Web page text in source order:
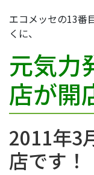
エコメッセの13番
くに、
元気
店が開
2011年
店です！